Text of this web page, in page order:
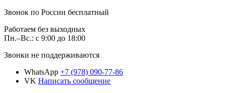
Звонок по России бесплатный
Работаем без выходных
Пн.–Вс.: с 9:00 до 18:00
Звонки не поддерживаются
WhatsApp +7 (978) 090-77-86
VK Написать сообщение